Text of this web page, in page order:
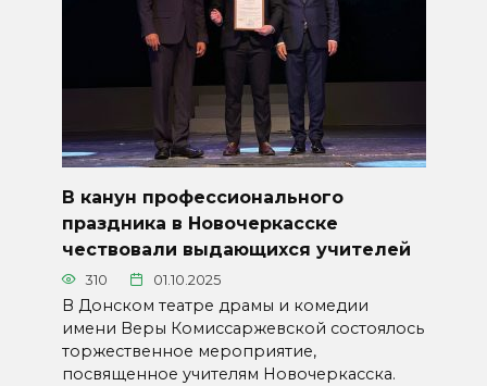
В канун профессионального
праздника в Новочеркасске
чествовали выдающихся учителей
310 01.10.2025
В Донском театре драмы и комедии
имени Веры Комиссаржевской состоялось
торжественное мероприятие,
посвященное учителям Новочеркасска.